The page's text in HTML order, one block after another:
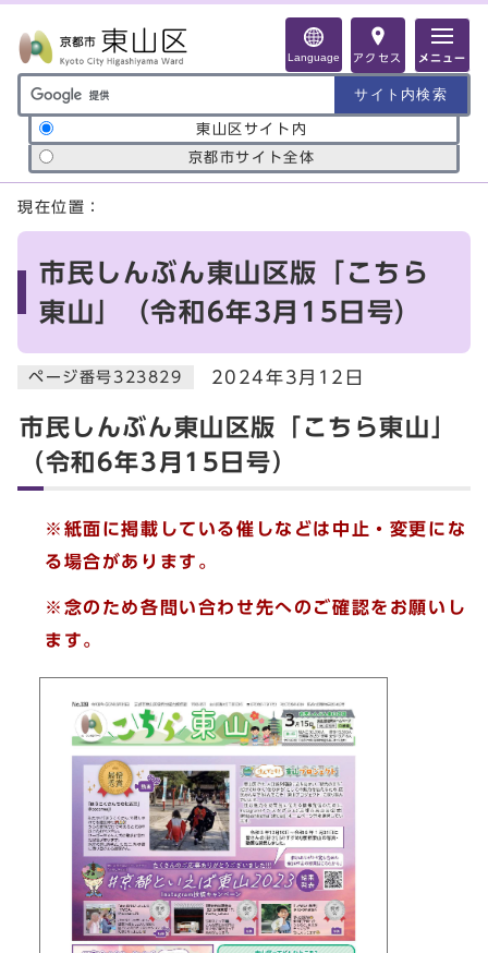
Language アクセス メニュー
サイト内検索の範囲
東山区サイト内
京都市サイト全体
ここから本文です
現在位置：
市民しんぶん東山区版「こちら
東山」（令和6年3月15日号）
ページ番号323829 2024年3月12日
市民しんぶん東山区版「こちら東山」
（令和6年3月15日号）
※紙面に掲載している催しなどは中止・変更にな
る場合があります。
※念のため各問い合わせ先へのご確認をお願いし
ます。